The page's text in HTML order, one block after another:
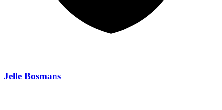
Jelle Bosmans